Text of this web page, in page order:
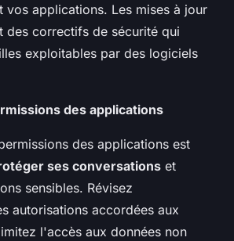
vos applications. Les mises à jour
des correctifs de sécurité qui
exploitables par des logiciels
des applications
des applications est
ses conversations et
sensibles. Révisez
autorisations accordées aux
l'accès aux données non